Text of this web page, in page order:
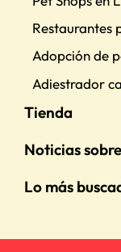
Restaurantes
Adopción de
Adiestrador
Tienda
Noticias
Lo más